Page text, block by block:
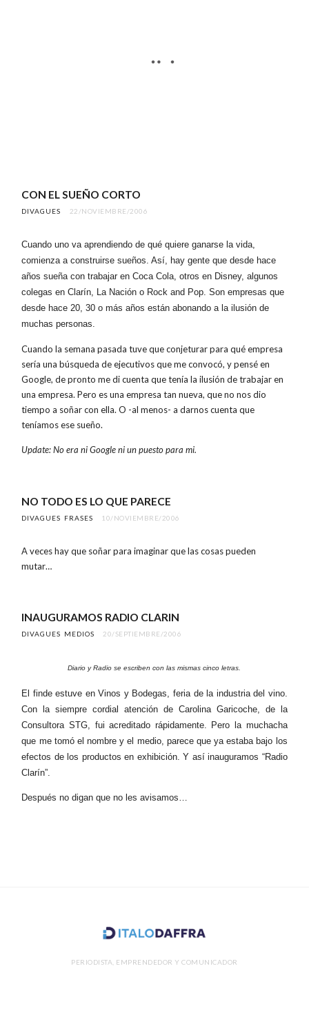
CON EL SUEÑO CORTO
DIVAGUES 22/NOVIEMBRE/2006
Cuando uno va aprendiendo de qué quiere ganarse la vida,
comienza a construirse sueños. Así, hay gente que desde hace
años sueña con trabajar en Coca Cola, otros en Disney, algunos
colegas en Clarín, La Nación o Rock and Pop. Son empresas que
desde hace 20, 30 o más años están abonando a la ilusión de
muchas personas.
Cuando la semana pasada tuve que conjeturar para qué empresa
sería una búsqueda de ejecutivos que me convocó, y pensé en
Google, de pronto me di cuenta que tenía la ilusión de trabajar en
una empresa. Pero es una empresa tan nueva, que no nos dio
tiempo a soñar con ella. O -al menos- a darnos cuenta que
teníamos ese sueño.
Update: No era ni Google ni un puesto para mi.
NO TODO ES LO QUE PARECE
DIVAGUES FRASES 10/NOVIEMBRE/2006
A veces hay que soñar para imaginar que las cosas pueden
mutar…
INAUGURAMOS RADIO CLARIN
DIVAGUES MEDIOS 20/SEPTIEMBRE/2006
Diario y Radio se escriben con las mismas cinco letras.
El finde estuve en Vinos y Bodegas, feria de la industria del vino.
Con la siempre cordial atención de Carolina Garicoche, de la
Consultora STG, fui acreditado rápidamente. Pero la muchacha
que me tomó el nombre y el medio, parece que ya estaba bajo los
efectos de los productos en exhibición. Y así inauguramos “Radio
Clarín”.
Después no digan que no les avisamos…
PERIODISTA, EMPRENDEDOR Y COMUNICADOR